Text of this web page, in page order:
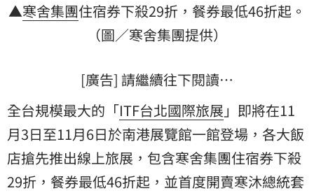
▲寒舍集團住宿券下殺29折，餐券最低46折起。
（圖／寒舍集團提供）
[廣告] 請繼續往下閱讀…
全台規模最大的「ITF台北國際旅展 」即將在11
月3日至11月6日於南港展覽館一館登場，各大飯
店搶先推出線上旅展，包含寒舍集團住宿券下殺
29折，餐券最低46折起，並首度開賣寒沐總統套